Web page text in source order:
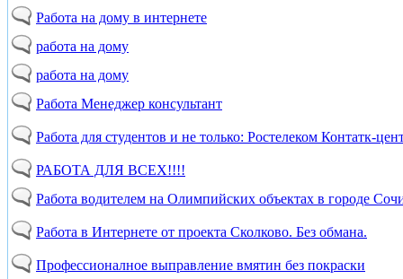
Работа на дому в интернете
работа на дому
работа на дому
Работа Менеджер консультант
Работа для студентов и не только: Ростелеком Контатк-
РАБОТА ДЛЯ ВСЕХ!!!!
Работа водителем на Олимпийских объектах в городе
Работа в Интернете от проекта Сколково. Без обмана.
Профессионалное выправление вмятин без покраски